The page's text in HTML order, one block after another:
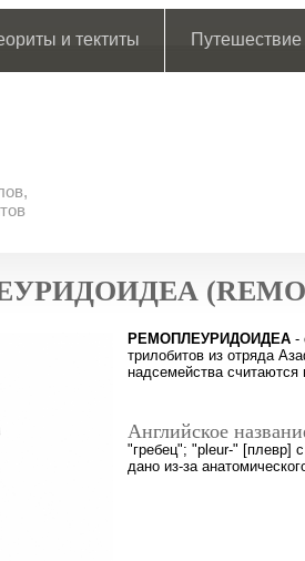
и тектиты
РЕМОПЛЕУРИДОИДЕА -
трилобитов из отряда
надсемейства
Английское
"гребец"; "pleur-" [плевр]
дано из-за